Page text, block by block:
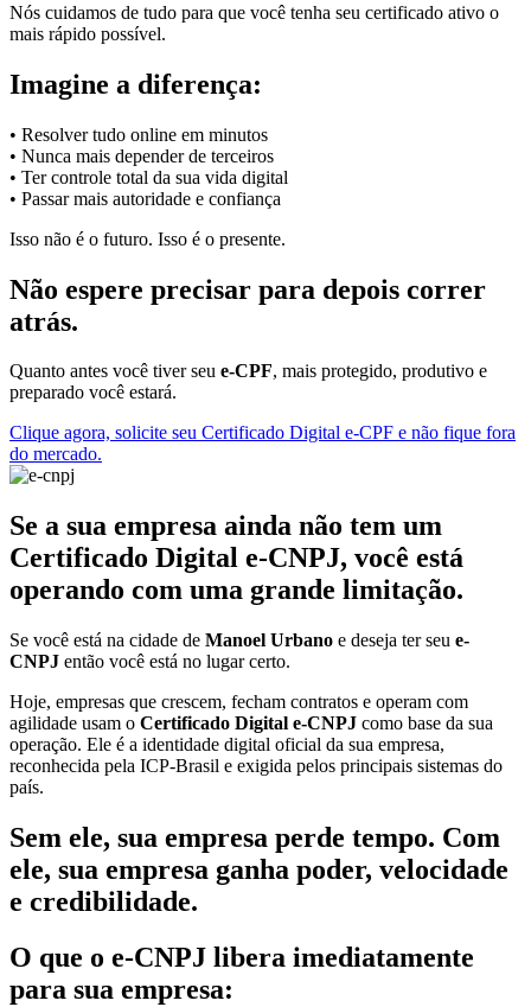
Nós cuidamos de tudo para que você tenha seu certificado ativo o
mais rápido possível.
Imagine a diferença:
• Resolver tudo online em minutos
• Nunca mais depender de terceiros
• Ter controle total da sua vida digital
• Passar mais autoridade e confiança
Isso não é o futuro. Isso é o presente.
Não espere precisar para depois correr
atrás.
Quanto antes você tiver seu e-CPF, mais protegido, produtivo e
preparado você estará.
Clique agora, solicite seu Certificado Digital e-CPF e não fique fora
do mercado.
Se a sua empresa ainda não tem um
Certificado Digital e-CNPJ, você está
operando com uma grande limitação.
Se você está na cidade de Manoel Urbano e deseja ter seu e-
CNPJ então você está no lugar certo.
Hoje, empresas que crescem, fecham contratos e operam com
agilidade usam o Certificado Digital e-CNPJ como base da sua
operação. Ele é a identidade digital oficial da sua empresa,
reconhecida pela ICP-Brasil e exigida pelos principais sistemas do
país.
Sem ele, sua empresa perde tempo. Com
ele, sua empresa ganha poder, velocidade
e credibilidade.
O que o e-CNPJ libera imediatamente
para sua empresa: